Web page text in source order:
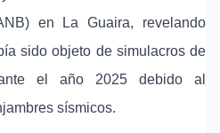
en La Guaira, revelando
sido objeto de simulacros de
el año 2025 debido al
sísmicos.